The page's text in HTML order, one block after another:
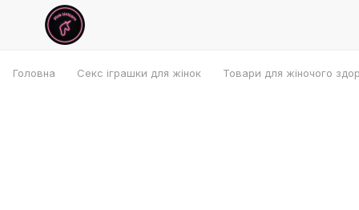
Головна Секс іграшки для жінок Товари для жіночого